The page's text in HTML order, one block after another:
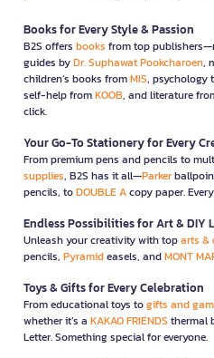
Books for Every Style & Passion
B2S offers books from top
guides byDr. Suphawat Pookcharoen,
children’s books fromMIS, psychology
self-help fromKOOB, and literature
click.
Your Go-To Stationery for Every
From premium pens and pencils to
supplies, B2S has it all—Parker
pencils, toDOUBLE Acopy paper.
Endless Possibilities for Art & DIY
Unleash your creativity with toparts &
pencils, Pyramideasels, andMONT
Toys & Gifts for Every Celebration
From educational toys togifts and
whether it’s a KAKAO FRIENDS thermal
Letter. Something special for everyone.